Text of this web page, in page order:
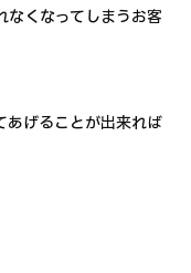
なくなってしまうお客
あげることが出来れば